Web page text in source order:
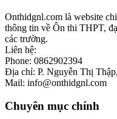
Onthidgnl.com là website
thông tin về Ôn thi THPT,
các trường.
Liên hệ:
Phone: 0862902394
Địa chỉ: P. Nguyễn Thị
Mail: info@onthidgnl.com
Chuyên mục chính